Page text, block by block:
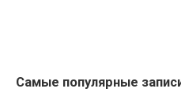
Самые популярные